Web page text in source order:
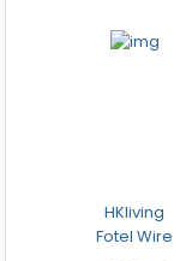
HKliving
Fotel Wire